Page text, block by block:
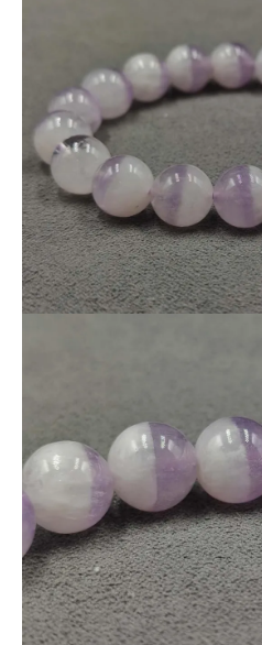
一般的な単色のアメジストとは異
対照的な色が一体となった特別な
見た目の美しさだけでなく、
バランス・調和・融合といったイ
魅力的なブレスレットです。
優しく落ち着いた色合いのため、
主張しすぎず、日常使いにも取り
掲載画像の現物をそのままお届け
色の入り方やバランスをご確認の
安心してご購入いただけます。
■おすすめポイント
・ラベンダー×ホワイトのバイカ